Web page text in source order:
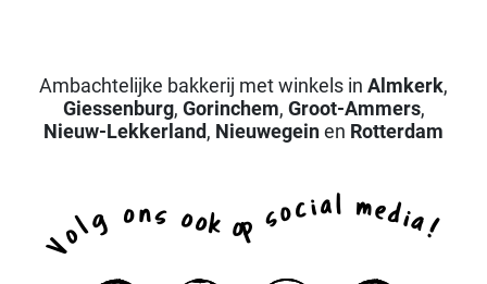
Ambachtelijke bakkerij met winkels in Almkerk,
Giessenburg, Gorinchem, Groot-Ammers,
Nieuw-Lekkerland, Nieuwegeinen Rotterdam
V
o
lg ons ook o
p social media!